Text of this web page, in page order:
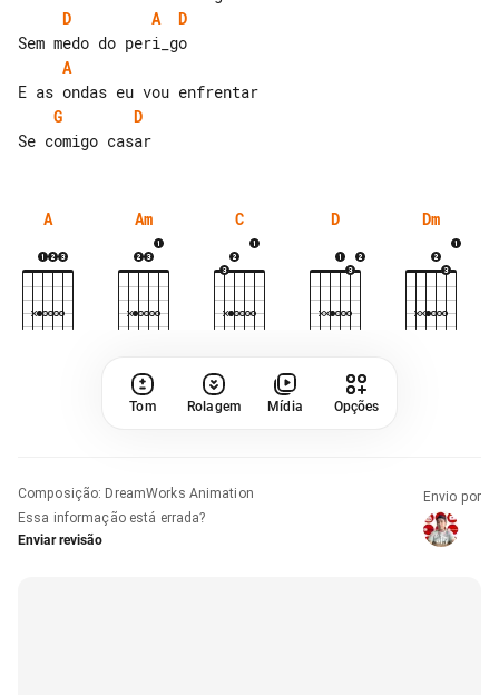
D
A
D
A
G
D
A Am C D Dm
Tom Rolagem Mídia Opções
Composição: DreamWorks Animation
Essa informação está errada?
Enviar revisão
Envio por